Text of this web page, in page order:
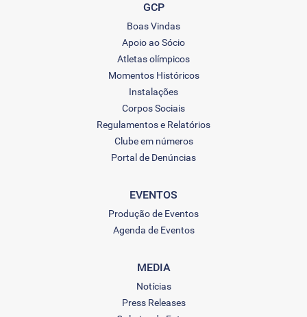
GCP
Boas Vindas
Apoio ao Sócio
Atletas olímpicos
Momentos Históricos
Instalações
Corpos Sociais
Regulamentos e Relatórios
Clube em números
Portal de Denúncias
EVENTOS
Produção de Eventos
Agenda de Eventos
MEDIA
Notícias
Press Releases